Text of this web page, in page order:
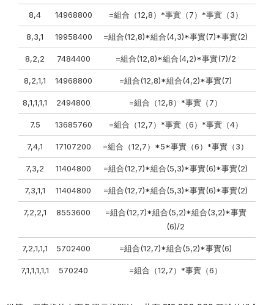
8,4 14968800 =組合（12,8）*事實（7）*事實（3）
8,3,1 19958400 =組合(12,8)*組合(4,3)*事實(7)*事實(2)
8,2,2 7484400 =組合(12,8)*組合(4,2)*事實(7)/2
8,2,1,1 14968800 =組合(12,8)*組合(4,2)*事實(7)
8,1,1,1,1 2494800 =組合（12,8）*事實（7）
7.5 13685760 =組合（12,7）*事實（6）*事實（4）
7,4,1 17107200 =組合（12,7）*5*事實（6）*事實（3）
7,3,2 11404800 =組合(12,7)*組合(5,3)*事實(6)*事實(2)
7,3,1,1 11404800 =組合(12,7)*組合(5,3)*事實(6)*事實(2)
7,2,2,1 8553600
=組合(12,7)*組合(5,2)*組合(3,2)*事實
(6)/2
7,2,1,1,1 5702400 =組合(12,7)*組合(5,2)*事實(6)
7,1,1,1,1,1 570240 =組合（12,7）*事實（6）